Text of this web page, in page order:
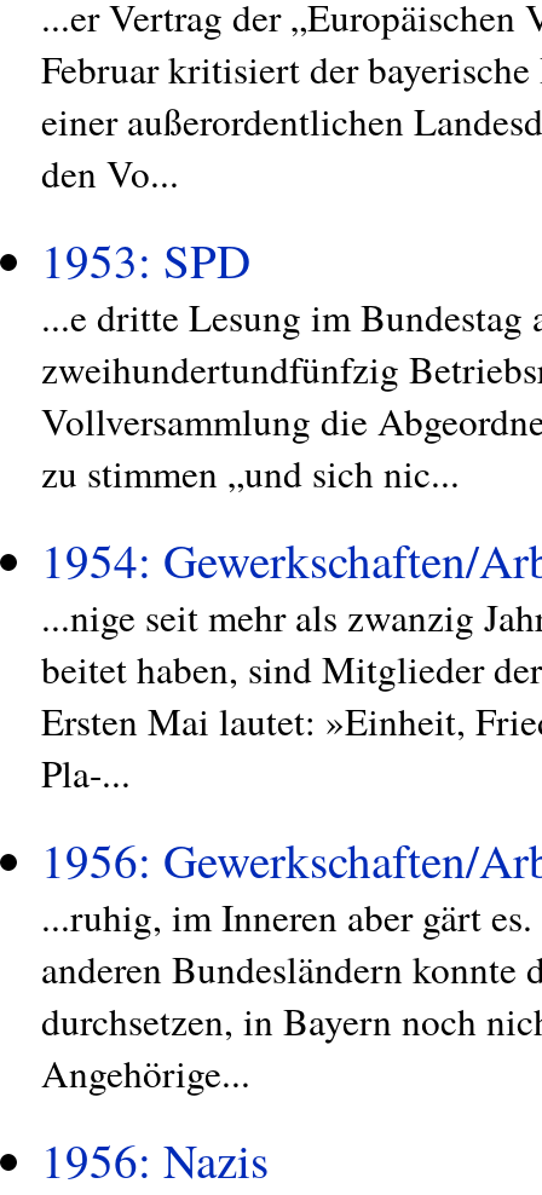
...er Vertrag der
Februar kritisiert der
einer außerordentlichen
den Vo...
1953: SPD
...e dritte Lesung im
zweihundertundfünfzig
Vollversammlung die
zu stimmen „und sich nic...
1954: Gewerkschaften/
...nige seit mehr als zwanzig
beitet haben, sind Mitglieder
Ersten Mai lautet: »Einheit,
Pla-...
1956: Gewerkschaften/
...ruhig, im Inneren aber gärt
anderen Bundesländern
durchsetzen, in Bayern noch
Angehörige...
1956: Nazis